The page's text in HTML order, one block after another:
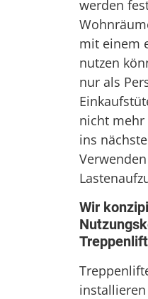
werden
mit einem
nutzen
nur als
nicht
ins
Wir